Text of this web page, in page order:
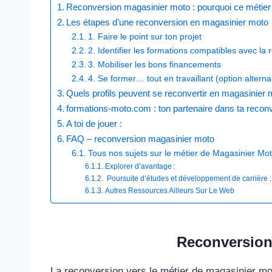
Reconversion magasinier moto : pourquoi ce
Les étapes d’une reconversion en magasinier moto
1. Faire le point sur ton projet
2. Identifier les formations compatibles avec la
3. Mobiliser les bons financements
4. Se former… tout en travaillant (option
Quels profils peuvent se reconvertir en magasinier
formations-moto.com : ton partenaire dans ta
A toi de jouer :
FAQ – reconversion magasinier moto
Tous nos sujets sur le métier de Magasinier
Explorer d’avantage :
Poursuite d’études et développement de carrière
Autres Ressources Ailleurs Sur Le Web​